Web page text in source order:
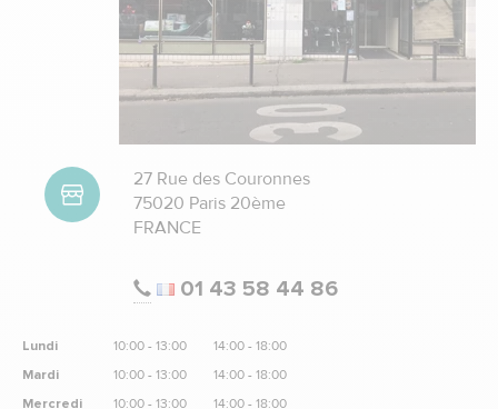
27 Rue des Couronnes
75020 Paris 20ème
FRANCE
01 43 58 44 86
Lundi
Mardi
Mercredi
10:00 - 13:00
10:00 - 13:00
10:00 - 13:00
14:00 - 18:00
14:00 - 18:00
14:00 - 18:00